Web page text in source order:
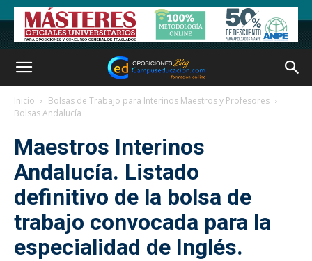
Inicio
Bolsas de Trabajo para Interinos Maestros y Profesores
Bolsas Andalucía
Maestros Interinos
Andalucía. Listado
definitivo de la bolsa de
trabajo convocada para la
especialidad de Inglés.